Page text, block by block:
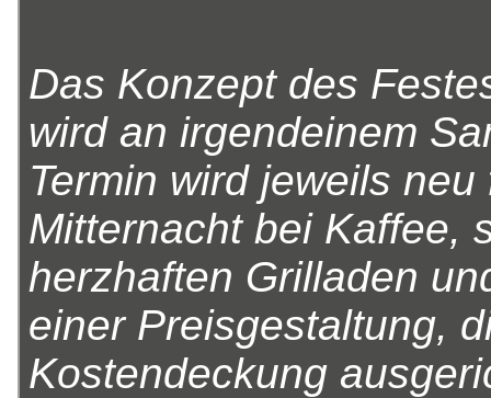
Das Konzept des
wird an irgendeinem
Termin wird jeweils
Mitternacht bei Kaffee,
herzhaften Grilladen
einer Preisgestaltung,
Kostendeckung